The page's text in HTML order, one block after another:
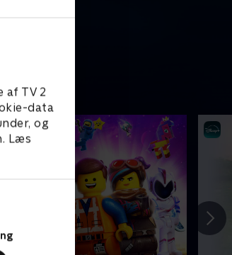
af TV 2
data
og
Læs